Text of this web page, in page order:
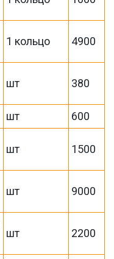
1 кольцо 4900
шт 380
шт
600
шт 1500
шт 9000
шт 2200